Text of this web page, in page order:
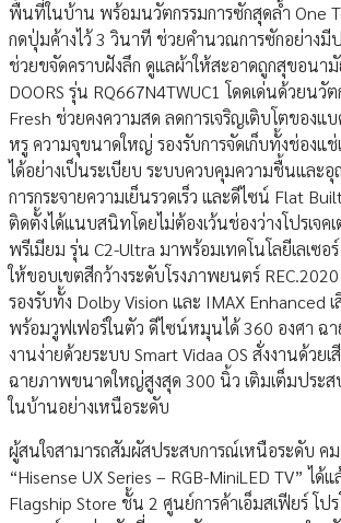
พื้นที่ในบ้าน พร้อมนวัตกรรมการซักสุดล้ำ One
กดปุ่มค้างไว้ 3 วินาที ช่วยคำนวณการซักอย่าง
ช่วยขจัดคราบฝังลึก ดูแลผ้าให้สะอาดถูกสุขอนามั
DOORS รุ่น RQ667N4TWUC1 โดดเด่นด้วยนวั
Fresh ช่วยคงความสด ลดการเจริญเติบโตของแ
หรู ความจุขนาดใหญ่ รองรับการจัดเก็บทั้งช่องแ
ได้อย่างเป็นระเบียบ ระบบควบคุมความชื้นและ
การกระจายความเย็นรวดเร็ว และดีไซน์ Flat
ติดตั้งได้แนบสนิทโดยไม่ต้องเว้นช่องว่างโปรเจคเ
พรีเมียม รุ่น C2-Ultra มาพร้อมเทคโนโลยีเลเซอ
ให้ขอบเขตสีกว้างระดับโรงภาพยนตร์
รองรับทั้ง Dolby Vision และ IMAX Enhanced เ
พร้อมวูฟเฟอร์ในตัว ดีไซน์หมุนได้ 360 องศา ฉ
งานง่ายด้วยระบบ Smart Vidaa OS สั่งงานด้วยเ
ฉายภาพขนาดใหญ่สูงสุด 300 นิ้ว เติมเต็มประ
ในบ้านอย่างเหนือระดับ
ผู้สนใจสามารถสัมผัสประสบการณ์เหนือระดับ ค
“Hisense UX Series – RGB-MiniLED TV” ได้
Flagship Store ชั้น 2 ศูนย์การค้าเอ็มสเฟียร์ โ